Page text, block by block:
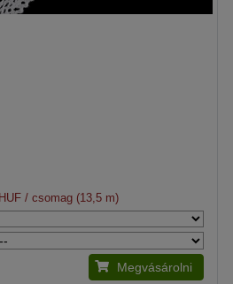
/ csomag (13,5 m)
Megvásárolni